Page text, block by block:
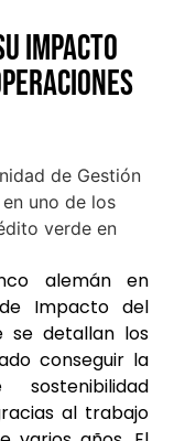
impacto
alemán en
Impacto del
se detallan los
conseguir la
al trabajo